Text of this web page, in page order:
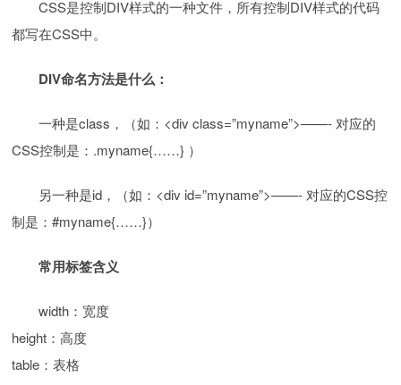
CSS是控制DIV样式的一种文件，所有控制DIV样式的代码
都写在CSS中。
DIV命名方法是什么：
一种是class，（如：<div class=”myname”>——- 对应的
CSS控制是：.myname{……} ）
另一种是id，（如：<div id=”myname”>——- 对应的CSS控
制是：#myname{……}）
常用标签含义
width：宽度
height：高度
table：表格